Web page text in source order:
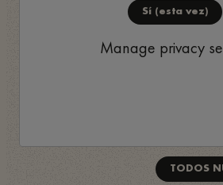
Sí (esta vez)
Manage privacy
TODOS